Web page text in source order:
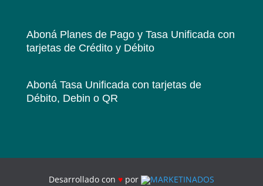
Aboná Planes de Pago y Tasa Unificadacon
tarjetas de Crédito y Débito
Aboná Tasa Unificadacon tarjetas de
Débito, Debin o QR
Desarrollado con ♥ por